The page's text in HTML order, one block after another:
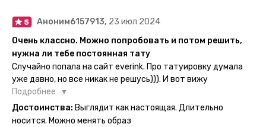
Аноним6157913, 23 июл 2024
Очень классно. Можно попробовать и потом решить,
нужна ли тебе постоянная тату
Случайно попала на сайт everink. Про татуировку думала
уже давно, но все никак не решусь))). И вот вижу
великолепный каталог everink. Тату на любой вкус.
Заказала и не пожалела. Супер. Выглядит как настоящая.
Посмотрю как булет ы носке. Обязательно закажу ещё.
Подробнее
Достоинства: Выглядит как настоящая. Длительно
носится. Можно менять образ